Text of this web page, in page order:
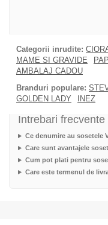
Categorii inrudite:
MAME SI GRAVIDE
AMBALAJ CADOU
Branduri populare:
GOLDEN LADY
INEZ
Intrebari frecvente
Ce denumire au sosetele
Care sunt avantajele
Cum pot plati pentru
Care este termenul de